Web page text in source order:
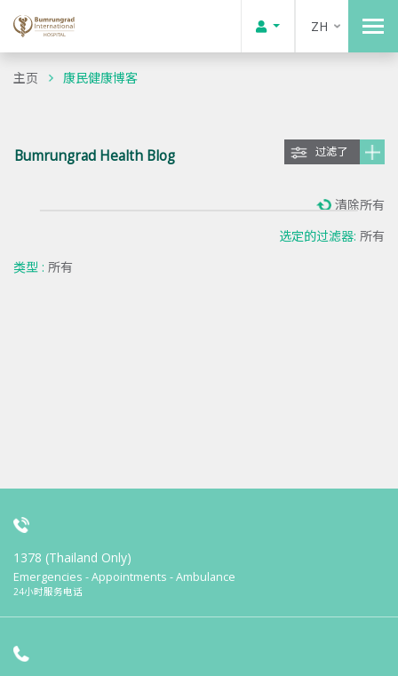
ZH
主页 康民健康博客
Bumrungrad Health Blog 过滤了
选定的过滤器: 所有
类型 : 所有
清除所有
1378 (Thailand Only)
Emergencies - Appointments - Ambulance
24小时服务电话